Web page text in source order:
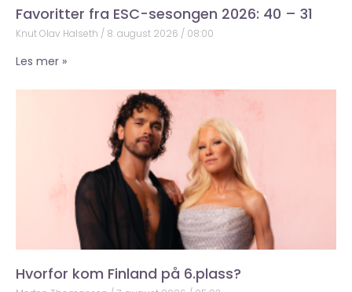
Favoritter fra ESC-sesongen 2026: 40 – 31
Knut Olav Halseth 8. august 2026 08:00
Les mer »
Hvorfor kom Finland på 6.plass?